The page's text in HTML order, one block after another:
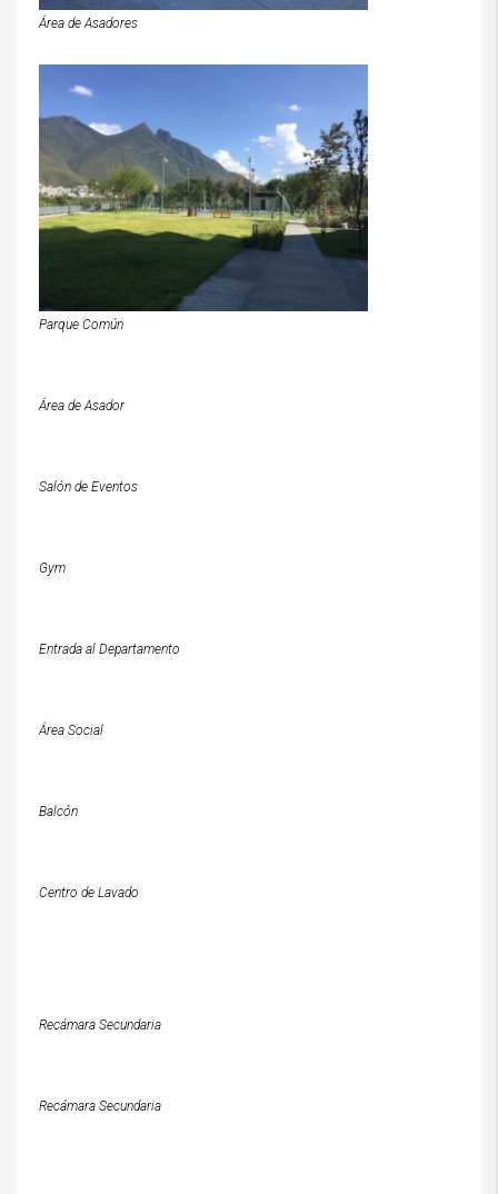
Área de Asadores
Parque Común
Área de Asador
Salón de Eventos
Gym
Entrada al Departamento
Área Social
Balcón
Centro de Lavado
Recámara Secundaria
Recámara Secundaria